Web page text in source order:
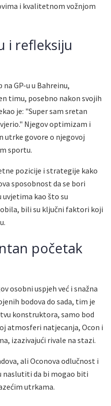
i kvalitetnom vožnjom
i refleksiju
GP-u u Bahreinu,
timu, posebno nakon svojih
je: "Super sam sretan
Njegov optimizam i
utrke govore o njegovoj
sportu.
pozicije i strategije kako
sposobnost da se bori
kao što su
bili su ključni faktori koji
početak
osobni uspjeh već i snažna
bodova do sada, tim je
konstruktora, samo bod
atmosferi natjecanja, Ocon i
izazivajući rivale na stazi.
ali Oconova odlučnost i
naslutiti da bi mogao biti
utrkama.